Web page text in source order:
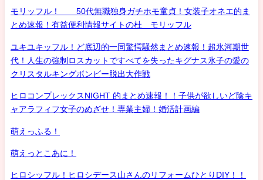
モリッフル！ 50代無職独身ガチホモ童貞！女装子オネエ的ま
とめ速報！有益便利情報サイトの杜 モリッフル
ユキユキッフル！ど底辺的一同驚愕騒然まとめ速報！超氷河期世
代！人生の強制ロスカットですべてを失ったキグナス氷子の愛の
クリスタルキングボンビー脱出大作戦
ヒロコンプレックスNIGHT 的まとめ速報！！子供が欲しいど陰キ
ャアラフィフ女子のめざせ！専業主婦！婚活計画編
萌えっふる！
萌えっとこあに！
ヒロシッフル！ヒロシデース山さんのリフォームひとりDIY！！